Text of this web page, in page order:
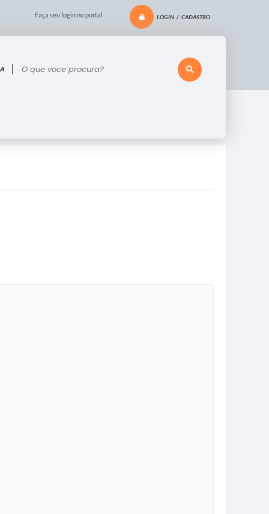
Faça seu login no portal LOGIN / CADASTRO
voce procura?